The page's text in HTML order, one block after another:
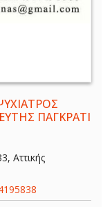
ΠΑΓΚΡΑΤΙ
Αττικής